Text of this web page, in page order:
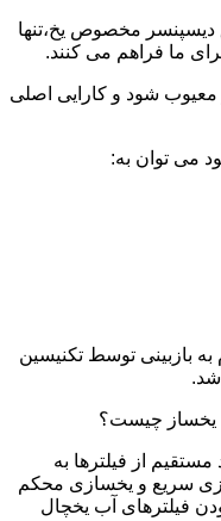
دیسپنسر مخصوص یخ،تنها
ما فراهم می کنند.
شود و کارایی اصلی
می توان به:
بازبینی توسط تکنیسین
یخساز چیست؟
از فیلترها به
سریع و یخسازی محکم
فیلترهای آب یخچال